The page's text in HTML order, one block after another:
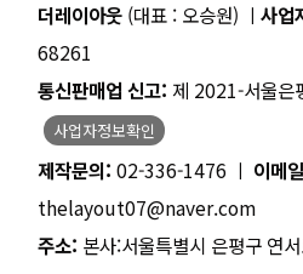
더레이아웃 (대표 : 오승원) ㅣ 사업
68261
통신판매업 신고: 제 2021-서울은
사업자정보확인
제작문의: 02-336-1476 ㅣ 이메
thelayout07@naver.com
주소: 본사:서울특별시 은평구 연